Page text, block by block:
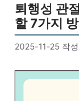
퇴행성 관
할 7가지
2025-11-25 작